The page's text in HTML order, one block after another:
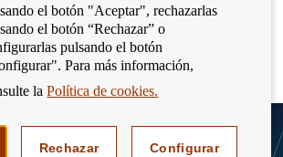
Banco
de
España
¡Date prisa!,
el plazo para
por euros
el botón "Aceptar", rechazarlas
el botón “Rechazar” o
pulsando el botón
Para más información,
laPolítica de cookies.
Rechazar Configurar